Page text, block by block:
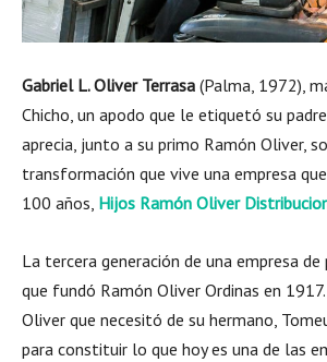
Gabriel L. Oliver Terrasa (Palma, 1972),
Chicho, un apodo que le etiquetó su
aprecia, junto a su primo Ramón Oliver,
transformación que vive una empresa
100 años, Hijos Ramón Oliver
La tercera generación de una empresa
que fundó Ramón Oliver Ordinas en
Oliver que necesitó de su hermano,
para constituir lo que hoy es una de las